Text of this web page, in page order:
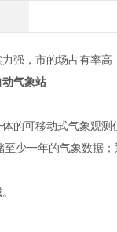
强，市的场占有率
气象站
可移动式气象观测
少一年的气象数据